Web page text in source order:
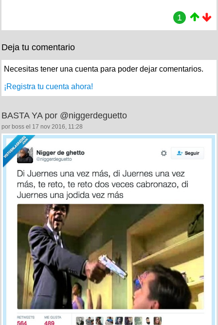
1
Deja tu comentario
Necesitas tener una cuenta para poder dejar comentarios.
¡Registra tu cuenta ahora!
BASTA YA por @niggerdeguetto
por boss el 17 nov 2016, 11:28